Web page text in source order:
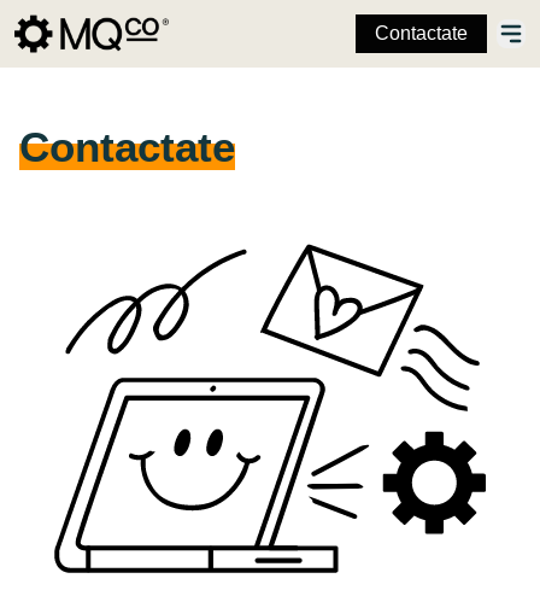
Contactate
Contactate